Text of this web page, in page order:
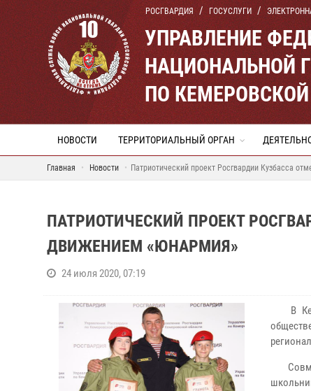
РОСГВАРДИЯ ГОСУСЛУГИ
УПРАВЛЕНИЕ
НАЦИОНАЛЬНОЙ
ПО
НОВОСТИ ТЕРРИТОРИАЛЬНЫЙ ОРГАН
Главная Новости Патриотический проект Росгвардии Кузбасса
ПАТРИОТИЧЕСКИЙ ПРОЕКТ
ДВИЖЕНИЕМ «ЮНАРМИЯ»
24 июля 2020, 07:19
В